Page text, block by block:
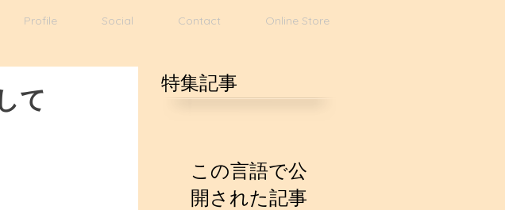
Profile Social Contact Online Store
て 特集記事
この言語で公
開された記事